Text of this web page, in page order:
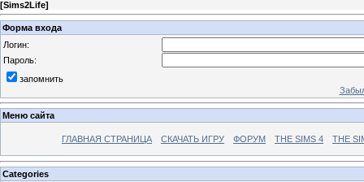
[Sims2Life]
Форма входа
Логин:
Пароль:
запомнить
Меню сайта
ГЛАВНАЯ СТРАНИЦА СКАЧАТЬ ИГРУ ФОРУМ THE SIMS 4 THE
Categories